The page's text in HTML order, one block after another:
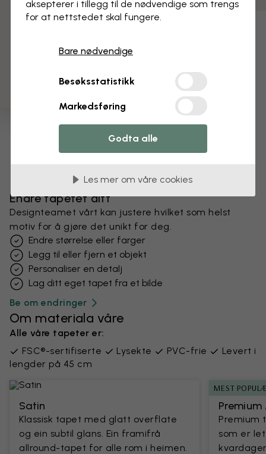
Endre tapetet ditt
Designteamet vårt kan justere hvilket som helst
motiv for å gjøre det unikt for deg.
Endre størrelse eller farger
Legg til eller fjern et objekt
Personaliser en detalj
Lag ditt eget tapet fra et bilde
Be om endringer
Om materiala våre
Alle våre tapeter er:
FSC®-sertifiserte
Lysekte PVC-frie
Levert i
lengder på 45 cm
Satin
Klassisk tapet med glatt overflate
og ein subtil glans. Ein framifrå
allround-tapet for alle rom i heimen.
MEST
Premium
som er
aksepterer i tillegg til de nødvendige som trengs
for at nettstedet skal fungere.
Bare nødvendige
Besøksstatistikk
Markedsføring
Godta alle
Les mer om våre cookies